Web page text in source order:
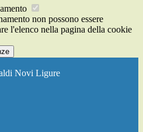
non possono essere
l'elenco nella pagina della cookie
Novi Ligure